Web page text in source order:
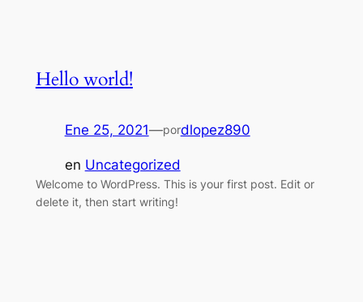
Hello world!
Ene 25, 2021—pordlopez890
en Uncategorized
Welcome to WordPress. This is your first post. Edit or
delete it, then start writing!